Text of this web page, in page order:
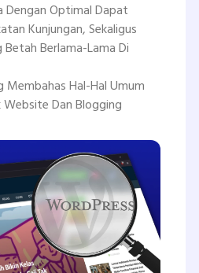
Dengan Optimal Dapat
Kunjungan, Sekaligus
Berlama-Lama Di
Membahas Hal-Hal Umum
Dan Blogging